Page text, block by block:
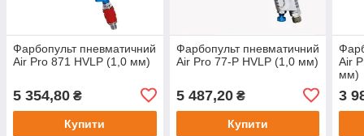
Фарбопульт пневматичний
Air Pro 871 HVLP (1,0 мм)
5 354,80 ₴
Купити
Фарбопульт пневматичний
Air Pro 77-P HVLP (1,0 мм)
5 487,20₴
Купити
Air
мм)
3